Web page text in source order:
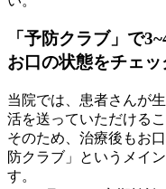
「予防クラブ」で
お口の状態をチェ
当院では、患者さんが
活を送っていただける
そのため、治療後もお
防クラブ」というメイ
す。